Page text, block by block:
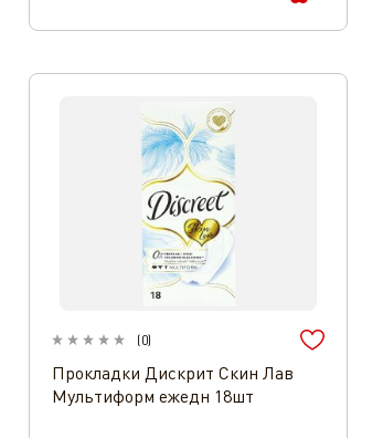
(0)
Прокладки Дискрит Скин Лав
Мультиформ ежедн 18шт